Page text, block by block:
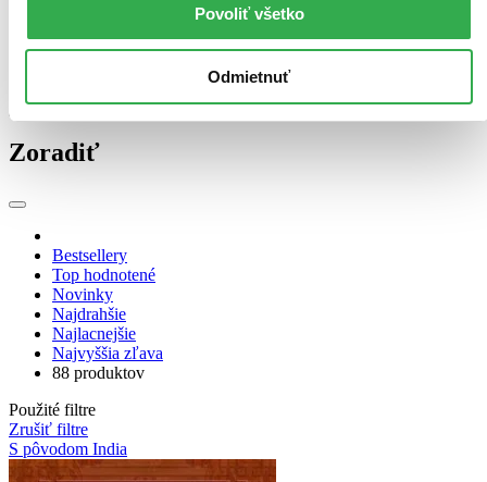
Povoliť všetko
Odmietnuť
E-kniha: EPUB (Adobe DRM) (2 tituly)
(Adobe DRM)2
Zúžiť výber
Zoradiť
Bestsellery
Top hodnotené
Novinky
Najdrahšie
Najlacnejšie
Najvyššia zľava
88 produktov
Použité filtre
Zrušiť filtre
S pôvodom India